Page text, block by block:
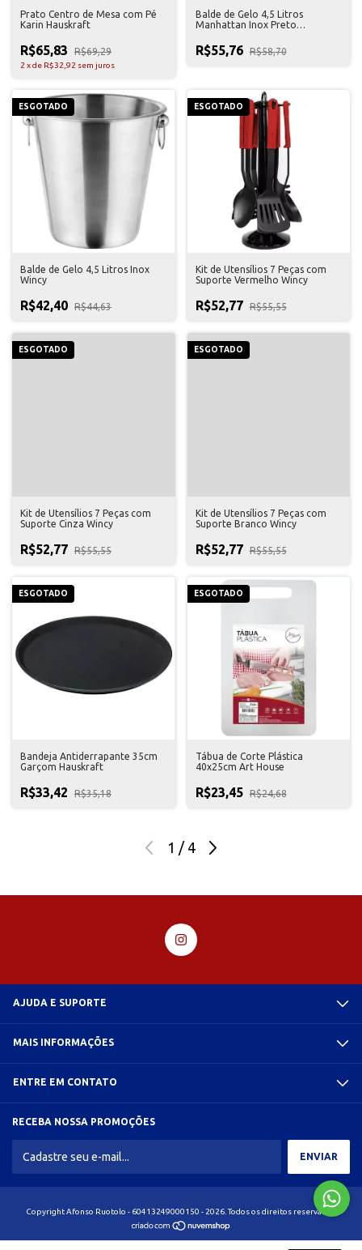
Prato Centro de Mesa com Pé
Karin Hauskraft
R$65,83 R$69,29
2 xde R$32,92 sem juros
Balde de Gelo 4,5 Litros
Manhattan Inox Preto
R$55,76 R$58,70
ESGOTADO
Balde de Gelo 4,5 Litros Inox
Wincy
R$42,40 R$44,63
ESGOTADO
Kit de Utensílios 7 Peças com
Suporte Vermelho Wincy
R$52,77 R$55,55
ESGOTADO
Kit de Utensílios 7 Peças com
Suporte Cinza Wincy
R$52,77 R$55,55
ESGOTADO
Kit de Utensílios 7 Peças com
Suporte Branco Wincy
R$52,77 R$55,55
ESGOTADO
Bandeja Antiderrapante 35cm
Garçom Hauskraft
R$33,42 R$35,18
ESGOTADO
Tábua de Corte Plástica
40x25cm Art House
R$23,45 R$24,68
1 / 4
AJUDA E SUPORTE
MAIS INFORMAÇÕES
ENTRE EM CONTATO
RECEBA NOSSA PROMOÇÕES
Copyright Afonso Ruotolo - 60413249000150 - 2026. Todos os direitos reservados.